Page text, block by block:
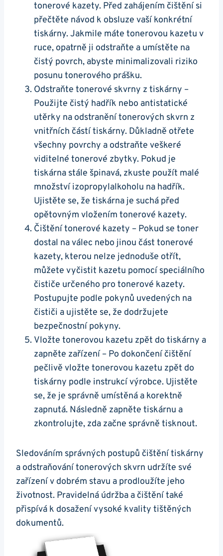
tonerové kazety. Před zahájením čištění si
přečtěte návod k obsluze vaší konkrétní
tiskárny. Jakmile máte tonerovou kazetu v
ruce, opatrně ji odstraňte a umístěte na
čistý povrch, abyste minimalizovali riziko
posunu tonerového prášku.
Odstraňte tonerové skvrny z tiskárny –
Použijte čistý hadřík nebo antistatické
utěrky na odstranění tonerových skvrn z
vnitřních částí tiskárny. Důkladně otřete
všechny povrchy a odstraňte veškeré
viditelné tonerové zbytky. Pokud je
tiskárna stále špinavá, zkuste použít malé
množství izopropylalkoholu na hadřík.
Ujistěte se, že tiskárna je suchá před
opětovným vložením tonerové kazety.
Čištění tonerové kazety – Pokud se toner
dostal na válec nebo jinou část tonerové
kazety, kterou nelze jednoduše otřít,
můžete vyčistit kazetu pomocí speciálního
čističe určeného pro tonerové kazety.
Postupujte podle pokynů uvedených na
čističi a ujistěte se, že dodržujete
bezpečnostní pokyny.
Vložte tonerovou kazetu zpět do tiskárny a
zapněte zařízení – Po dokončení čištění
pečlivě vložte tonerovou kazetu zpět do
tiskárny podle instrukcí výrobce. Ujistěte
se, že je správně umístěná a korektně
zapnutá. Následně zapněte tiskárnu a
zkontrolujte, zda začne správně tisknout.
Sledováním správných postupů čištění tiskárny
a odstraňování tonerových skvrn udržíte své
zařízení v dobrém stavu a prodloužíte jeho
životnost. Pravidelná údržba a čištění také
přispívá k dosažení vysoké kvality tištěných
dokumentů.